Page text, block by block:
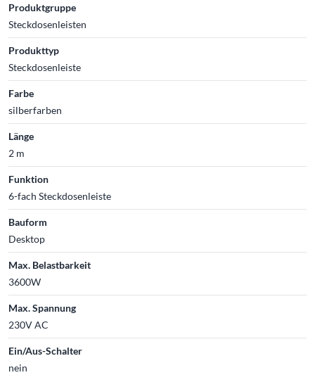
Produktgruppe
Steckdosenleisten
Produkttyp
Steckdosenleiste
Farbe
silberfarben
Länge
2 m
Funktion
6-fach Steckdosenleiste
Bauform
Desktop
Max. Belastbarkeit
3600W
Max. Spannung
230V AC
Ein/Aus-Schalter
nein